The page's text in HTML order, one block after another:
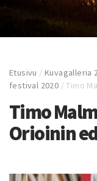
Etusivu /Kuvagalleria
festival 2020 /Timo
Timo
Orioinin